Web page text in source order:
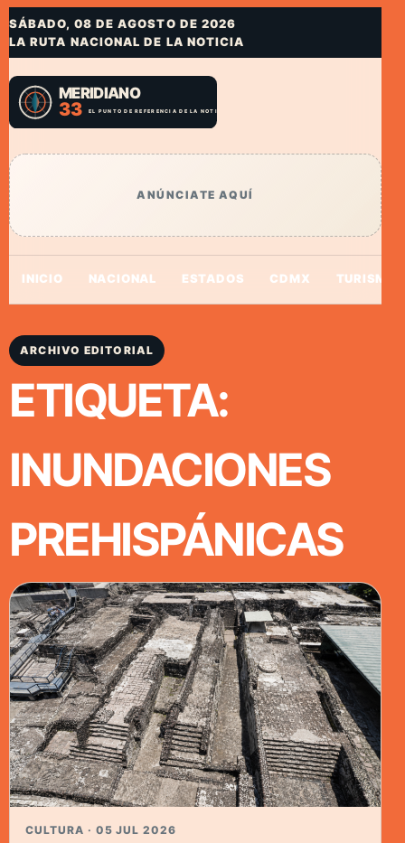
SÁBADO, 08 DE AGOSTO DE 2026
LA RUTA NACIONAL DE LA NOTICIA
ANÚNCIATE AQUÍ
INICIO NACIONAL ESTADOS CDMX TURISMO
ARCHIVO EDITORIAL
ETIQUETA:
INUNDACIONES
PREHISPÁNICAS
CULTURA · 05 JUL 2026